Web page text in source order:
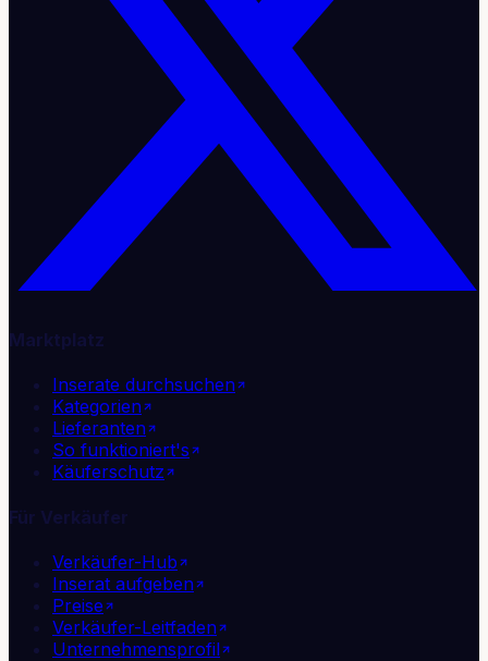
Marktplatz
Inserate durchsuchen
Kategorien
Lieferanten
So funktioniert's
Käuferschutz
Für Verkäufer
Verkäufer-Hub
Inserat aufgeben
Preise
Verkäufer-Leitfaden
Unternehmensprofil